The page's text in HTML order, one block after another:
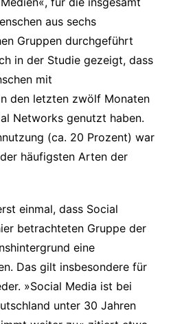
aus sechs
Gruppen durchgeführt
in der Studie gezeigt, dass
mit
den letzten zwölf Monaten
Networks genutzt haben.
(ca. 20 Prozent) war
häufigsten Arten der
einmal, dass Social
betrachteten Gruppe der
eine
Das gilt insbesondere für
»Social Media ist bei
unter 30 Jahren